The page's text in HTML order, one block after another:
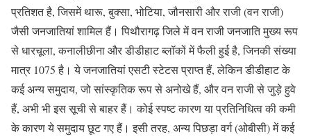
प्रतिशत है, जिसमें थारू, बुक्सा, भोटिया, जौनसारी और राजी (वन राजी)
जैसी जनजातियां शामिल हैं। पिथौरागढ़ जिले में वन राजी जनजाति मुख्य रूप
से धारचूला, कनालीछीना और डीडीहाट ब्लॉकों में फैली हुई है, जिनकी संख्या
मात्र 1075 है। ये जनजातियां एसटी स्टेटस प्राप्त हैं, लेकिन डीडीहाट के
कई अन्य समुदाय, जो सांस्कृतिक रूप से अनोखे हैं, और वन राजी से जुड़े हुवे
हैं, अभी भी इस सूची से बाहर हैं। कोई स्पष्ट कारण या प्रतिनिधित्व की कमी
के कारण ये समुदाय छूट गए हैं। इसी तरह, अन्य पिछड़ा वर्ग (ओबीसी) में कई